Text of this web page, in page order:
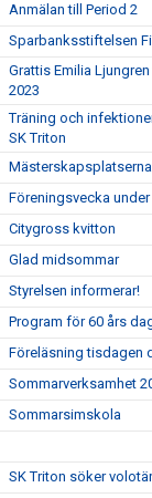
Anmälan till Period 2
Sparbanksstiftelsen
Grattis Emilia
2023
Träning och
SK Triton
Föreningsvecka under
Citygross kvitton
Glad midsommar
Styrelsen informerar!
Program för 60 års
Föreläsning tisdagen
Sommarverksamhet
Sommarsimskola
SK Triton söker